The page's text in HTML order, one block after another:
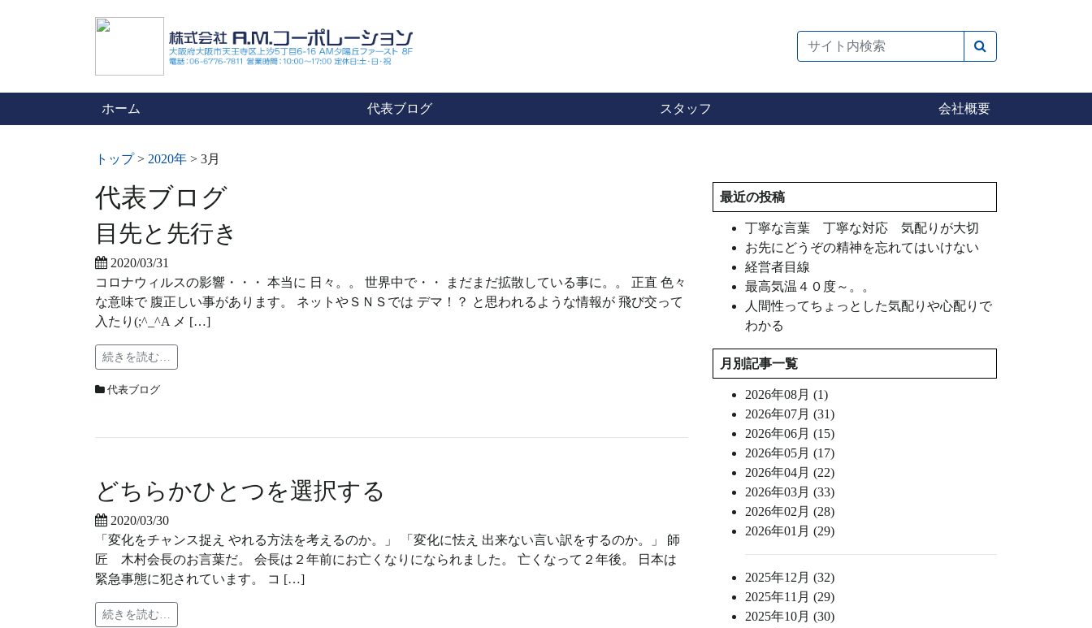
検索
ホーム 代表ブログ スタッフ 会社概要
トップ> 2020年 > 3月
代表ブログ
目先と先行き
2020/03/31
コロナウィルスの影響・・・ 本当に 日々。。 世界中で・・ まだまだ拡散している事に。。 正直 色々
な意味で 腹正しい事があります。 ネットやＳＮＳでは デマ！？ と思われるような情報が 飛び交って
入たり(;^_^A メ […]
続きを読む…
代表ブログ
どちらかひとつを選択する
2020/03/30
「変化をチャンス捉え やれる方法を考えるのか。」 「変化に怯え 出来ない言い訳をするのか。」 師
匠 木村会長のお言葉だ。 会長は２年前にお亡くなりになられました。 亡くなって２年後。 日本は
緊急事態に犯されています。 コ […]
続きを読む…
最近の投稿
丁寧な言葉 丁寧な対応 気配りが大切
お先にどうぞの精神を忘れてはいけない
経営者目線
最高気温４０度～。。
人間性ってちょっとした気配りや心配りで
わかる
月別記事一覧
2026年08月 (1)
2026年07月 (31)
2026年06月 (15)
2026年05月 (17)
2026年04月 (22)
2026年03月 (33)
2026年02月 (28)
2026年01月 (29)
2025年12月 (32)
2025年11月 (29)
2025年10月 (30)